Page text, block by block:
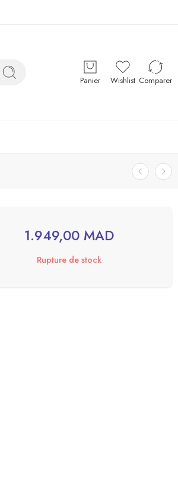
Panier Wishlist Comparer
1.949,00 MAD
Rupture de stock